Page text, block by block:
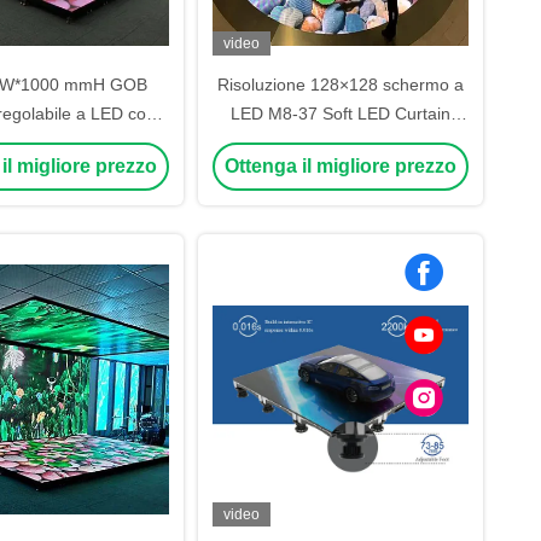
mmH GOB
a LED con
colorato
migliore prezzo
video
Risoluzione 128×128 schermo a
LED M8-37 Soft LED Curtain
Video Wall Cabinet
Ottenga il migliore prezzo
video